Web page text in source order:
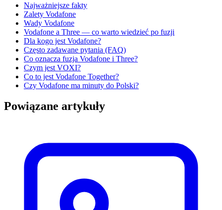
Najważniejsze fakty
Zalety Vodafone
Wady Vodafone
Vodafone a Three — co warto wiedzieć po fuzji
Dla kogo jest Vodafone?
Często zadawane pytania (FAQ)
Co oznacza fuzja Vodafone i Three?
Czym jest VOXI?
Co to jest Vodafone Together?
Czy Vodafone ma minuty do Polski?
Powiązane artykuły